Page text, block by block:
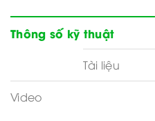
Thông số kỹ thuật
Tài liệu
Video